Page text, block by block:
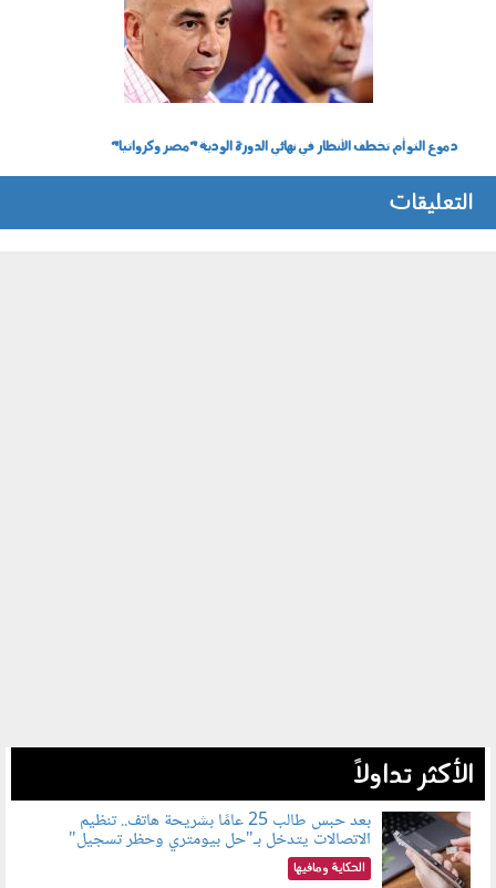
دموع التوأم تخطف الأنظار في نهائي الدورة الودية "مصر وكرواتيا"
التعليقات
الأكثر تداولاً
080803.jpg
بعد حبس طالب 25 عامًا بشريحة هاتف.. تنظيم
الاتصالات يتدخل بـ"حل بيومتري وحظر تسجيل"
الحكاية ومافيها